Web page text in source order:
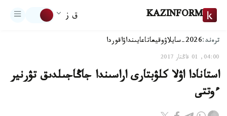
KAZINFORM ق ز
ترەند:2026-سايلاۋ وقيعاتاعايىنداۋاقوردا
04:00, 01 قاڭتار 2017
استانادا اۋلا كلۋبتارى اراسىندا جاڭاجىلدىق تۋرنير
ءوتتى